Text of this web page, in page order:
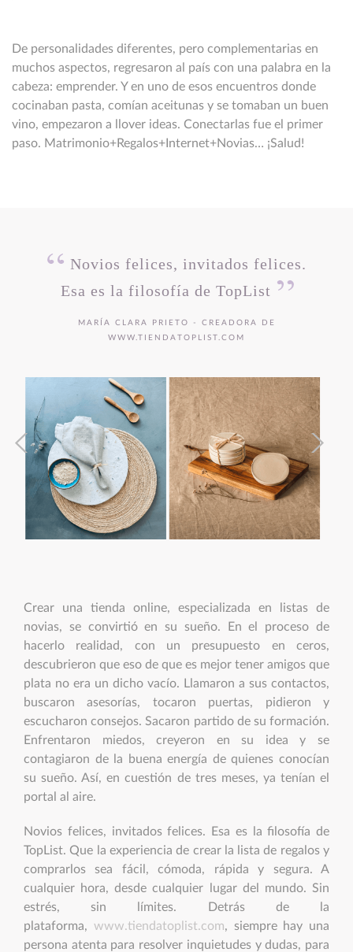
De personalidades diferentes, pero complementarias en
muchos aspectos, regresaron al país con una palabra en la
cabeza: emprender. Y en uno de esos encuentros donde
cocinaban pasta, comían aceitunas y se tomaban un buen
vino, empezaron a llover ideas. Conectarlas fue el primer
paso. Matrimonio+Regalos+Internet+Novias… ¡Salud!
Novios felices, invitados felices.
Esa es la filosofía de TopList
MARÍA CLARA PRIETO - CREADORA DE
WWW.TIENDATOPLIST.COM
Crear una tienda online, especializada en listas de
novias, se convirtió en su sueño. En el proceso de
hacerlo realidad, con un presupuesto en ceros,
descubrieron que eso de que es mejor tener amigos que
plata no era un dicho vacío. Llamaron a sus contactos,
buscaron asesorías, tocaron puertas, pidieron y
escucharon consejos. Sacaron partido de su formación.
Enfrentaron miedos, creyeron en su idea y se
contagiaron de la buena energía de quienes conocían
su sueño. Así, en cuestión de tres meses, ya tenían el
portal al aire.
Novios felices, invitados felices. Esa es la filosofía de
TopList. Que la experiencia de crear la lista de regalos y
comprarlos sea fácil, cómoda, rápida y segura. A
cualquier hora, desde cualquier lugar del mundo. Sin
estrés, sin límites. Detrás de la
plataforma, www.tiendatoplist.com, siempre hay una
persona atenta para resolver inquietudes y dudas, para